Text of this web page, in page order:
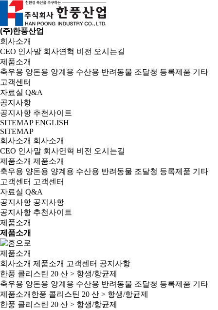
(주)한풍산업
회사소개
CEO 인사말 회사연혁 비전 오시는길
제품소개
축우용 양돈용 양계용 수산용 반려동물 조달청 등록제품 기타
고객센터
자료실 Q&A
공지사항
공지사항 추천사이트
SITEMAP ENGLISH
SITEMAP
회사소개 회사소개
CEO 인사말 회사연혁 비전 오시는길
제품소개 제품소개
축우용 양돈용 양계용 수산용 반려동물 조달청 등록제품 기타
고객센터 고객센터
자료실 Q&A
공지사항 공지사항
공지사항 추천사이트
제품소개
제품소개
제품소개
회사소개 제품소개 고객센터 공지사항
한풍 콜리스틴 20 산 > 항생/항균제
축우용 양돈용 양계용 수산용 반려동물 조달청 등록제품 기타
제품소개 한풍 콜리스틴 20 산 > 항생/항균제
한풍 콜리스틴 20 산 > 항생/항균제